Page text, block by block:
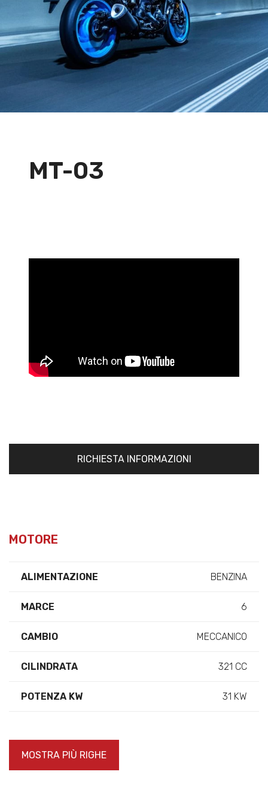
MT-03
RICHIESTA INFORMAZIONI
MOTORE
ALIMENTAZIONE BENZINA
MARCE 6
CAMBIO MECCANICO
CILINDRATA 321 CC
POTENZA KW 31 KW
MOSTRA PIÙ RIGHE